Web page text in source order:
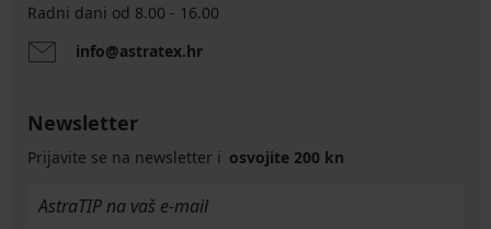
Radni dani od 8.00 - 16.00
info@astratex.hr
Newsletter
Prijavite se na newsletter i osvojite 200 kn